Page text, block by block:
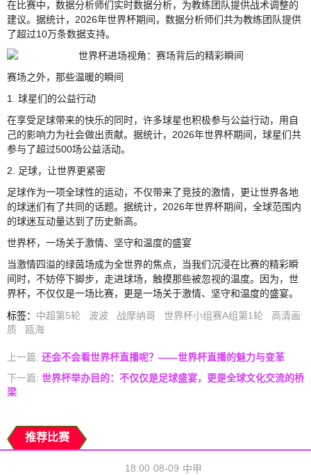
在比赛中，数据分析师们实时数据分析，为教练团队提供战术调整的
建议。据统计，2026年世界杯期间，数据分析师们共为教练团队提供
了超过10万条数据支持。
赛场之外，那些温暖的瞬间
1. 球星们的公益行动
在享受足球带来的快乐的同时，许多球星也积极参与公益行动，用自
己的影响力为社会做出贡献。据统计，2026年世界杯期间，球星们共
参与了超过500场公益活动。
2. 足球，让世界更紧密
足球作为一项全球性的运动，不仅带来了竞技的激情，更让世界各地
的球迷们有了共同的话题。据统计，2026年世界杯期间，全球范围内
的球迷互动量达到了历史新高。
世界杯，一场关于激情、坚守和温度的盛宴
当激情四溢的绿茵场成为全世界的焦点，当我们沉浸在比赛的精彩瞬
间时，不妨停下脚步，走进球场，触摸那些被忽视的温度。因为，世
界杯，不仅仅是一场比赛，更是一场关于激情、坚守和温度的盛宴。
标签： 中超第5轮 波波 战摩纳哥 世界杯小组赛A组第1轮
高清画
质
瓯海
上一篇: 还会不会看世界杯直播呢？——世界杯直播的魅力与变革
下一篇: 世界杯举办目的：不仅仅是足球盛宴，更是全球文化交流的桥
梁
推荐比赛
08-09
18:00 中甲